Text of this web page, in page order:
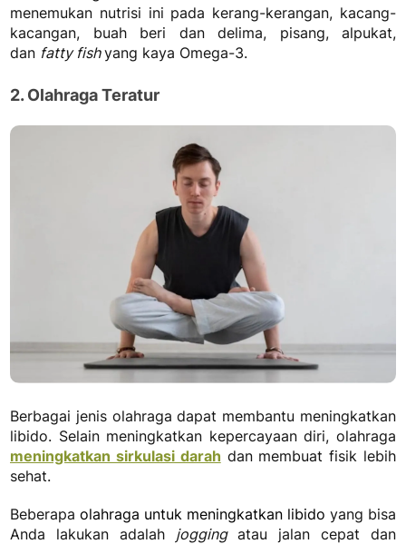
menemukan nutrisi ini pada kerang-kerangan, kacang-
kacangan, buah beri dan delima, pisang, alpukat,
dan fatty fishyang kaya Omega-3.
2. Olahraga Teratur
Berbagai jenis olahraga dapat membantu meningkatkan
libido. Selain meningkatkan kepercayaan diri, olahraga
meningkatkan sirkulasi darah dan membuat fisik lebih
sehat.
Beberapa olahraga untuk meningkatkan libido yang bisa
Anda lakukan adalah jogging atau jalan cepat dan